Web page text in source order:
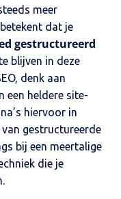
meer
dat je
gestructureerd
blijven in deze
denk aan
een heldere site-
hiervoor in
gestructureerde
bij een meertalige
die je